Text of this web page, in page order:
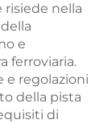
risiede nella
e
ferroviaria.
regolazioni
della pista
di